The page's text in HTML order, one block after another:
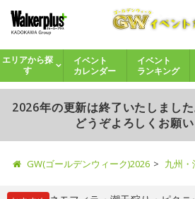
エリアから探
す
イベント
カレンダー
イベント
ランキング
2026年の更新は終了いたしまし
どうぞよろしくお願い
GW(ゴールデンウィーク)2026 九州